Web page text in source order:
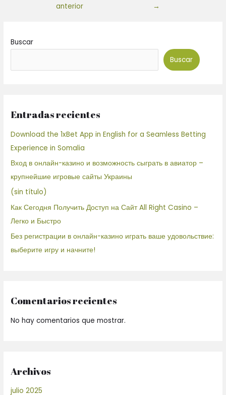
anterior
→
Buscar
Buscar
Entradas recientes
Download the 1xBet App in English for a Seamless Betting
Experience in Somalia
Вход в онлайн-казино и возможность сыграть в авиатор –
крупнейшие игровые сайты Украины
(sin título)
Как Сегодня Получить Доступ на Сайт All Right Casino –
Легко и Быстро
Без регистрации в онлайн-казино играть ваше удовольствие:
выберите игру и начните!
Comentarios recientes
No hay comentarios que mostrar.
Archivos
julio 2025